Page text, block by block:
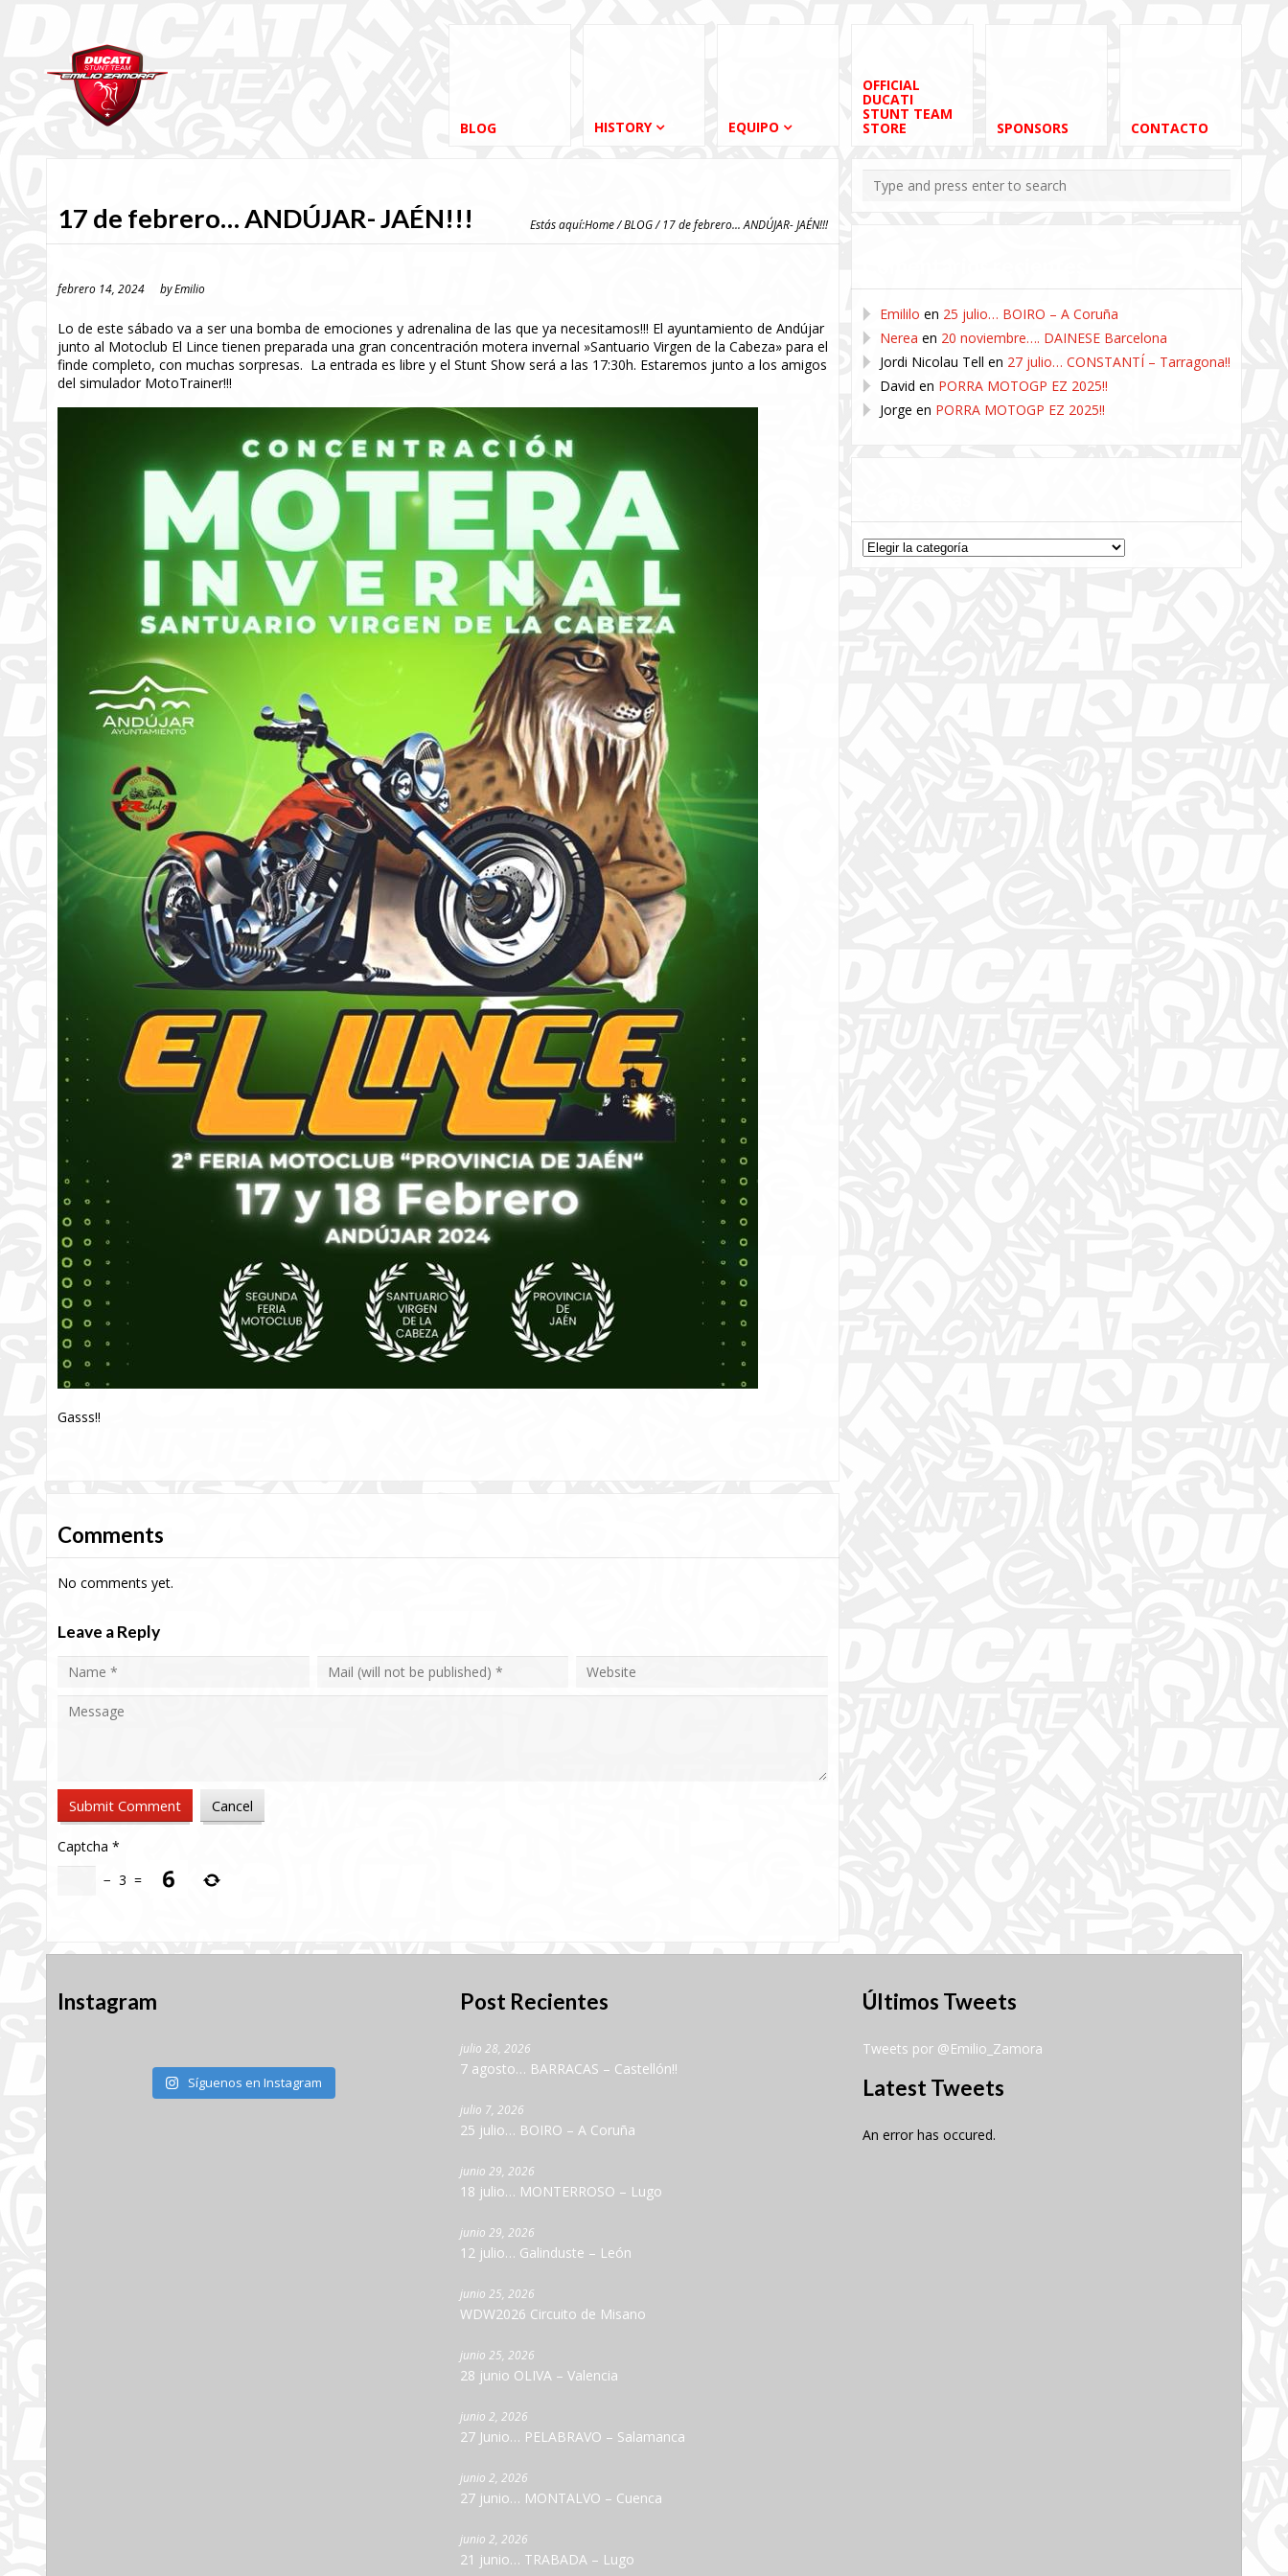
BLOG HISTORY EQUIPO
OFFICIAL
DUCATI
STUNT TEAM
STORE SPONSORS CONTACTO
17 de febrero… ANDÚJAR- JAÉN!!! Estás aquí:Home/BLOG/ 17 de febrero... ANDÚJAR- JAÉN!!!
febrero 14, 2024 byEmilio
Lo de este sábado va a ser una bomba de emociones y adrenalina de las que ya necesitamos!!! El ayuntamiento de Andújar
junto al Motoclub El Lince tienen preparada una gran concentración motera invernal »Santuario Virgen de la Cabeza» para el
finde completo, con muchas sorpresas. La entrada es libre y el Stunt Show será a las 17:30h. Estaremos junto a los amigos
del simulador MotoTrainer!!!
Gasss!!
Comments
No comments yet.
Leave a Reply
Captcha *
− 3 =
Emililo en 25 julio… BOIRO – A Coruña
Nerea en 20 noviembre…. DAINESE Barcelona
Jordi Nicolau Tell en 27 julio… CONSTANTÍ – Tarragona!!
David en PORRA MOTOGP EZ 2025!!
Jorge en PORRA MOTOGP EZ 2025!!
Categorías
Instagram
Síguenos en Instagram
Post Recientes
julio 28, 2026
7 agosto… BARRACAS – Castellón!!
julio 7, 2026
25 julio… BOIRO – A Coruña
junio 29, 2026
18 julio… MONTERROSO – Lugo
junio 29, 2026
12 julio… Galinduste – León
junio 25, 2026
WDW2026 Circuito de Misano
junio 25, 2026
28 junio OLIVA – Valencia
junio 2, 2026
27 Junio… PELABRAVO – Salamanca
junio 2, 2026
27 junio… MONTALVO – Cuenca
junio 2, 2026
21 junio… TRABADA – Lugo
Últimos Tweets
Tweets por @Emilio_Zamora
Latest Tweets
An error has occured.